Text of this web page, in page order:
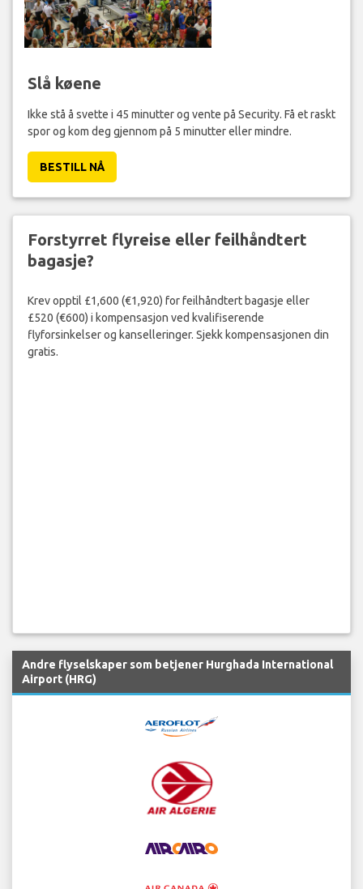
Slå køene
Ikke stå å svette i 45 minutter og vente på Security. Få et raskt
spor og kom deg gjennom på 5 minutter eller mindre.
BESTILL NÅ
Forstyrret flyreise eller feilhåndtert
bagasje?
Krev opptil £1,600 (€1,920) for feilhåndtert bagasje eller
£520 (€600) i kompensasjon ved kvalifiserende
flyforsinkelser og kanselleringer. Sjekk kompensasjonen din
gratis.
Andre flyselskaper som betjener Hurghada International
Airport (HRG)